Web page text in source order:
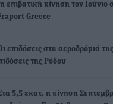
κίνηση τον Ιούνιο
Greece
επιδόσεις στα αεροδρόμιά
της Ρόδου
5,5 εκατ. η κίνηση